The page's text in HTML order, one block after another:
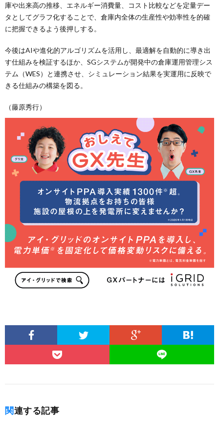
庫や出来高の推移、エネルギー消費量、コスト比較などを定量デー
タとしてグラフ化することで、倉庫内全体の生産性や効率性を的確
に把握できるよう後押しする。
今後はAIや進化的アルゴリズムを活用し、最適解を自動的に導き出
す仕組みを検証するほか、SGシステムが開発中の倉庫運用管理シス
テム（WES）と連携させ、シミュレーション結果を実運用に反映で
きる仕組みの構築を図る。
（藤原秀行）
関連する記事